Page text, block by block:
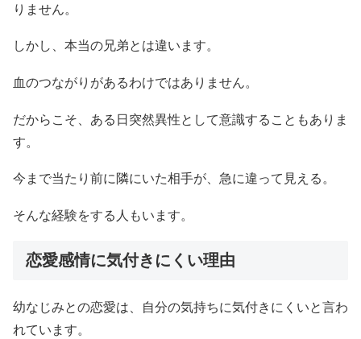
りません。
しかし、本当の兄弟とは違います。
血のつながりがあるわけではありません。
だからこそ、ある日突然異性として意識することもありま
す。
今まで当たり前に隣にいた相手が、急に違って見える。
そんな経験をする人もいます。
恋愛感情に気付きにくい理由
幼なじみとの恋愛は、自分の気持ちに気付きにくいと言わ
れています。